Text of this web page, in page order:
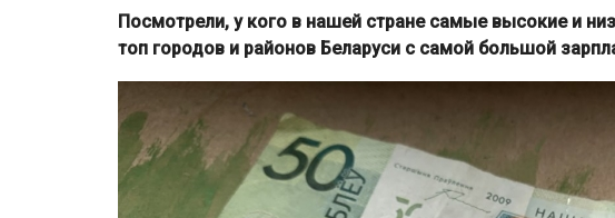
Посмотрели, у кого в нашей стране самые высокие и
топ городов и районов Беларуси с самой большой